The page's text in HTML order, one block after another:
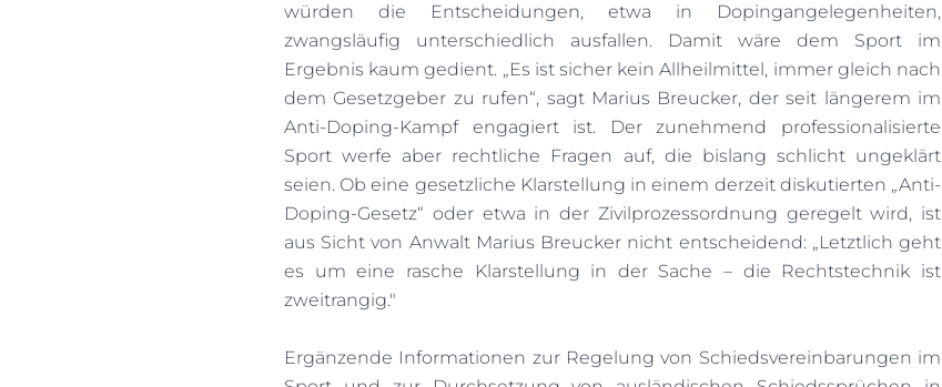
würden die Entscheidungen, etwa in Dopingangelegenheiten,
zwangsläufig unterschiedlich ausfallen. Damit wäre dem Sport im
Ergebnis kaum gedient. „Es ist sicher kein Allheilmittel, immer gleich nach
dem Gesetzgeber zu rufen“, sagt Marius Breucker, der seit längerem im
Anti-Doping-Kampf engagiert ist. Der zunehmend professionalisierte
Sport werfe aber rechtliche Fragen auf, die bislang schlicht ungeklärt
seien. Ob eine gesetzliche Klarstellung in einem derzeit diskutierten „Anti-
Doping-Gesetz“ oder etwa in der Zivilprozessordnung geregelt wird, ist
aus Sicht von Anwalt Marius Breucker nicht entscheidend: „Letztlich geht
es um eine rasche Klarstellung in der Sache – die Rechtstechnik ist
zweitrangig."
Ergänzende Informationen zur Regelung von Schiedsvereinbarungen im